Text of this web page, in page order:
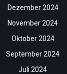
Dezember 2024
November 2024
Oktober 2024
September 2024
Juli 2024